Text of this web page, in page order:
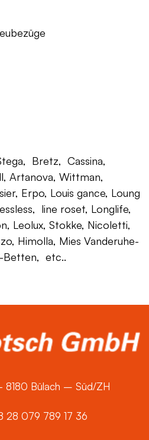
Bretz, Cassina,
Artanova, Wittman,
Erpo, Louis gance, Loung
line roset, Longlife,
Leolux, Stokke, Nicoletti,
Himolla, Mies Vanderuhe-
Betten, etc..
8180 Bülach – Süd/ZH
28 079 789 17 36